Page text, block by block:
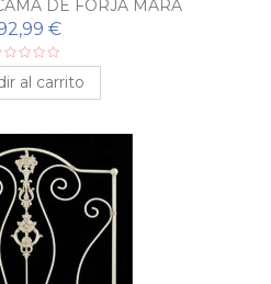
DE FORJA MARA
€
al carrito